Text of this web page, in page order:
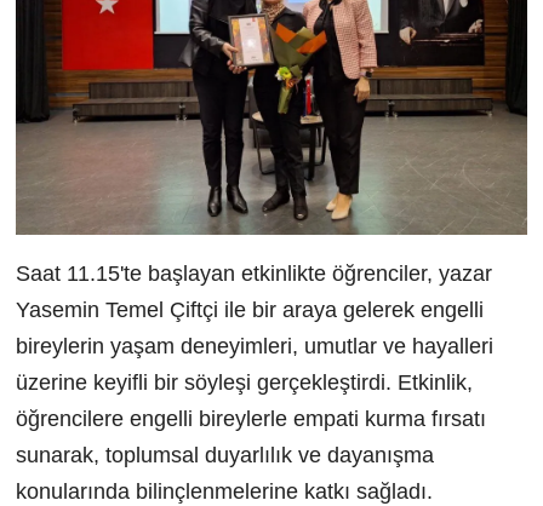
Saat 11.15'te başlayan etkinlikte öğrenciler, yazar
Yasemin Temel Çiftçi ile bir araya gelerek engelli
bireylerin yaşam deneyimleri, umutlar ve hayalleri
üzerine keyifli bir söyleşi gerçekleştirdi. Etkinlik,
öğrencilere engelli bireylerle empati kurma fırsatı
sunarak, toplumsal duyarlılık ve dayanışma
konularında bilinçlenmelerine katkı sağladı.